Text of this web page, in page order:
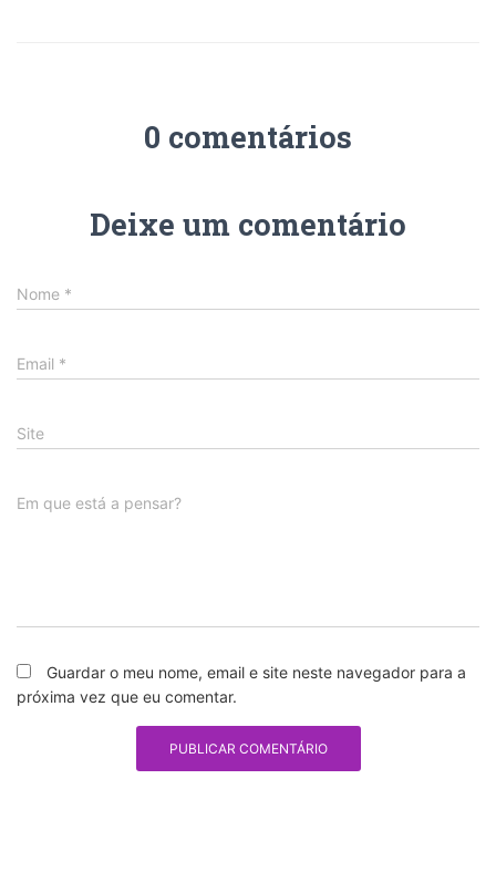
0 comentários
Deixe um comentário
Nome *
Email *
Site
Em que está a pensar?
Guardar o meu nome, email e site neste navegador para a
próxima vez que eu comentar.